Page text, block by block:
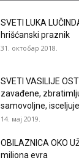
SVETI LUKA
hrišćanski praznik
31. октобар 2018.
SVETI VASILIJE
zavađene,
samovoljne,
14. мај 2019.
OBILAZNICA OKO
miliona evra